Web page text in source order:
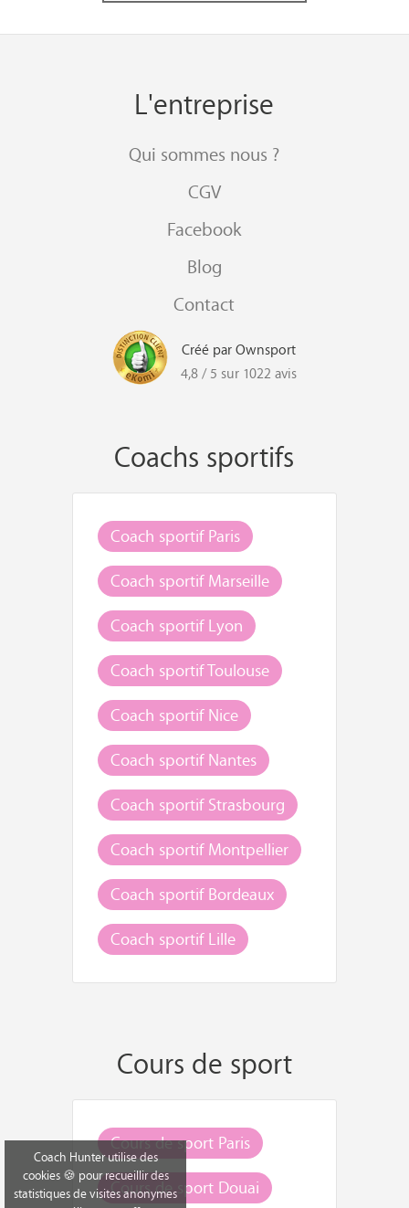
L'entreprise
Qui sommes nous ?
CGV
Facebook
Blog
Contact
Créé par Ownsport
4,8 / 5 sur 1022 avis
Coachs sportifs
Coach sportif Paris
Coach sportif Marseille
Coach sportif Lyon
Coach sportif Toulouse
Coach sportif Nice
Coach sportif Nantes
Coach sportif Strasbourg
Coach sportif Montpellier
Coach sportif Bordeaux
Coach sportif Lille
Cours de sport
Cours de sport Paris
Cours de sport Douai
Coach Hunter utilise des
cookies 🍪 pour recueillir des
statistiques de visites anonymes